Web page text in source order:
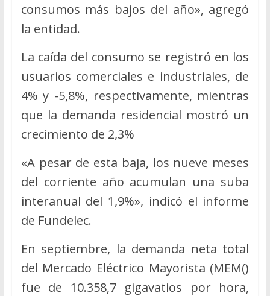
consumos más bajos del año», agregó
la entidad.
La caída del consumo se registró en los
usuarios comerciales e industriales, de
4% y -5,8%, respectivamente, mientras
que la demanda residencial mostró un
crecimiento de 2,3%
«A pesar de esta baja, los nueve meses
del corriente año acumulan una suba
interanual del 1,9%», indicó el informe
de Fundelec.
En septiembre, la demanda neta total
del Mercado Eléctrico Mayorista (MEM()
fue de 10.358,7 gigavatios por hora,